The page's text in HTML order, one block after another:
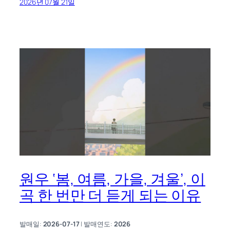
원우 ‘봄, 여름, 가을, 겨울’, 이
곡 한 번만 더 듣게 되는 이유
발매일: 2026-07-17| 발매연도: 2026